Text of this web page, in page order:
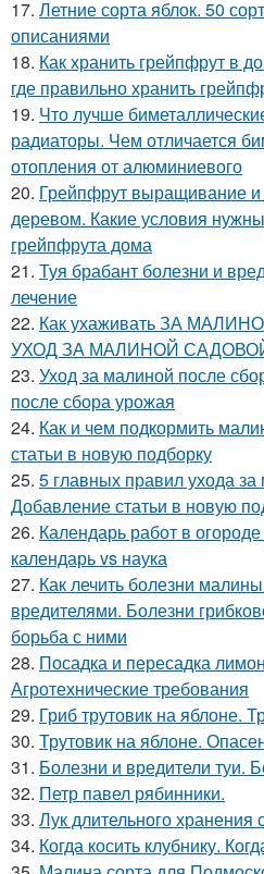
17. Летние сорта яблок. 50
описаниями
18. Как хранить грейпфрут в
где правильно хранить
19. Что лучше
радиаторы. Чем отличается
отопления от алюминиевого
20. Грейпфрут выращивание и
деревом. Какие условия
грейпфрута дома
21. Туя брабант болезни и
лечение
22. Как ухаживать ЗА
УХОД ЗА МАЛИНОЙ САДОВОЙ
23. Уход за малиной после
после сбора урожая
24. Как и чем подкормить
статьи в новую подборку
25. 5 главных правил ухода
Добавление статьи в новую
26. Календарь работ в
календарь vs наука
27. Как лечить болезни
вредителями. Болезни
борьба с ними
28. Посадка и пересадка
Агротехнические требования
29. Гриб трутовик на яблоне.
30. Трутовик на яблоне.
31. Болезни и вредители туи.
32. Петр павел рябинники.
33. Лук длительного хранения
34. Когда косить клубнику.